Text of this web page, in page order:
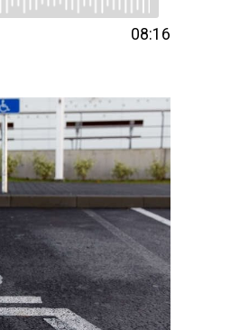
08:16